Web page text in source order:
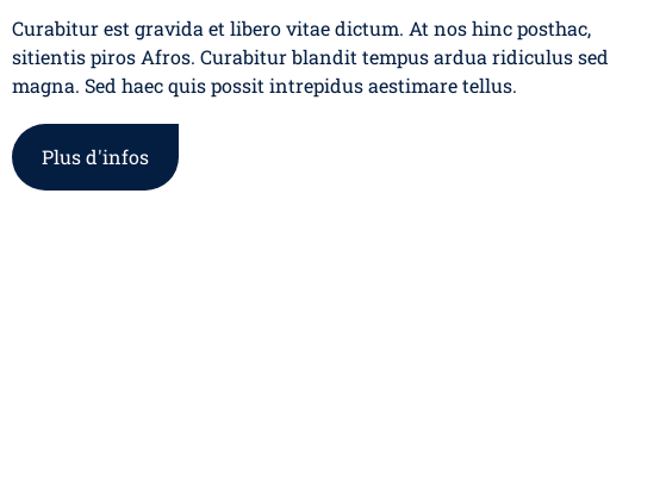
Curabitur est gravida et libero vitae dictum. At nos hinc posthac,
sitientis piros Afros. Curabitur blandit tempus ardua ridiculus sed
magna. Sed haec quis possit intrepidus aestimare tellus.
Plus d'infos